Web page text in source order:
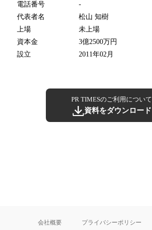
電話番号
-
代表者名
松山 知樹
上場
未上場
資本金
3億2500万円
設立
2011年02月
PR TIMESのご利用について
資料をダウンロード
会社概要 プライバシーポリシー